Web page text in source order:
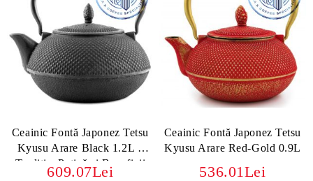
Ceainic Fontă Japonez Tetsu
Kyusu Arare Black 1.2L –
Tradiție, Patină și Beneficii
609.07Lei
Ceainic Fontă Japonez Tetsu
Kyusu Arare Red-Gold 0.9L
536.01Lei